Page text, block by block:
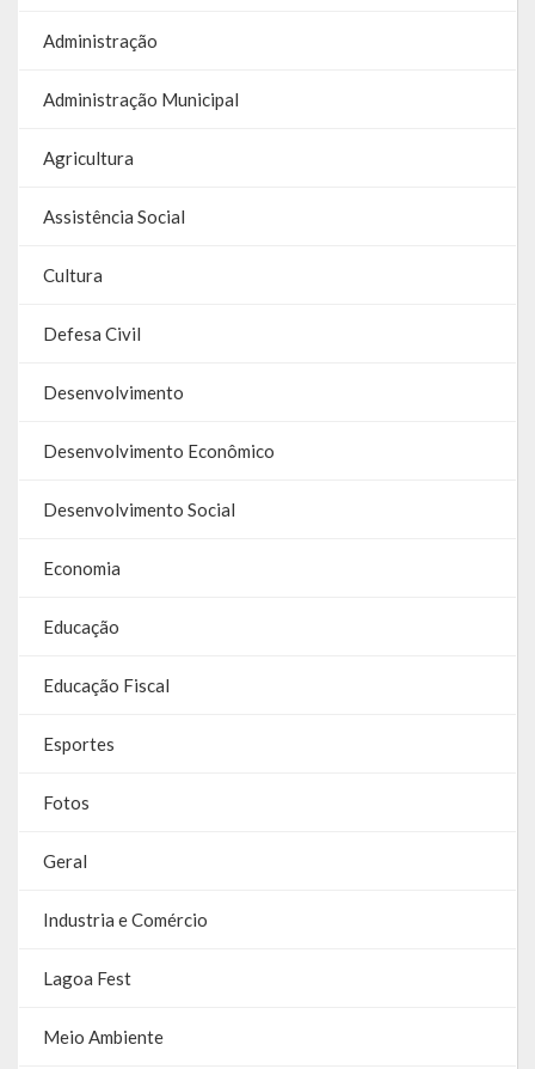
SIAFIC
Contas
Contas – TCE
Prestação de Contas
Demonstrativos Contábeis
Legislativo
Legislação
Administração
Administração Municipal
Agricultura
Assistência Social
Cultura
Defesa Civil
Desenvolvimento
Desenvolvimento Econômico
Desenvolvimento Social
Economia
Educação
Educação Fiscal
Esportes
Fotos
Geral
Industria e Comércio
Lagoa Fest
Meio Ambiente